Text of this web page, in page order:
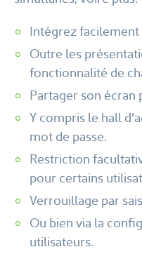
Intégrez
Outre les
fonctionnalité de
Partager son écran
Y compris le hall
mot de passe.
Restriction
pour certains
Verrouillage par
Ou bien via la
utilisateurs.